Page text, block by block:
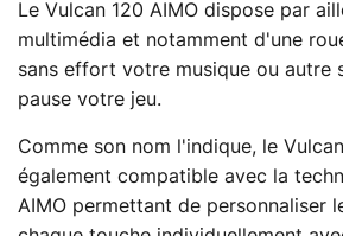
Le Vulcan 120 AIMO dispose par
multimédia et notamment d'une
sans effort votre musique ou autre
pause votre jeu.
Comme son nom l'indique, le
également compatible avec la
AIMO permettant de personnaliser